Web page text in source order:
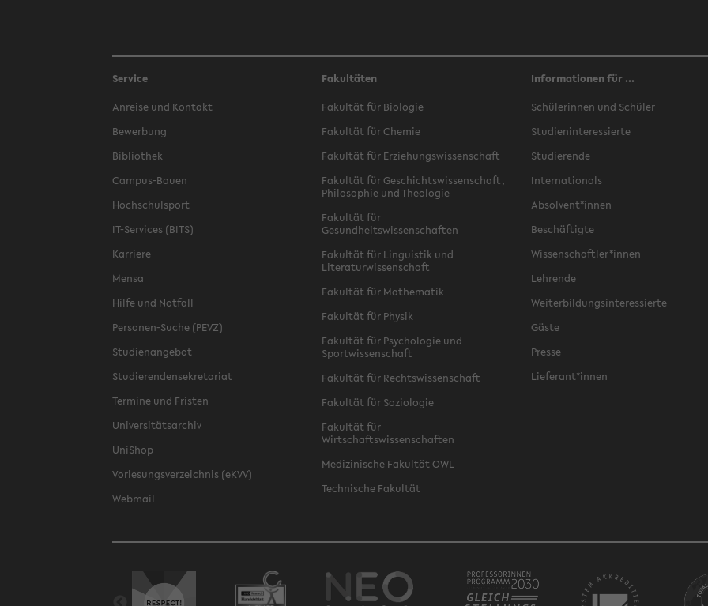
Service
Anreise und Kontakt
Bewerbung
Bibliothek
Campus-Bauen
Hochschulsport
IT-Services (BITS)
Karriere
Mensa
Hilfe und Notfall
Personen-Suche (PEVZ)
Studienangebot
Studierendensekretariat
Termine und Fristen
Universitätsarchiv
UniShop
Vorlesungsverzeichnis (eKVV)
Webmail
Fakultäten
Fakultät für Biologie
Fakultät für Chemie
Fakultät für Erziehungswissenschaft
Fakultät für Geschichtswissenschaft,
Philosophie und Theologie
Fakultät für
Gesundheitswissenschaften
Fakultät für Linguistik und
Literaturwissenschaft
Fakultät für Mathematik
Fakultät für Physik
Fakultät für Psychologie und
Sportwissenschaft
Fakultät für Rechtswissenschaft
Fakultät für Soziologie
Fakultät für
Wirtschaftswissenschaften
Medizinische Fakultät OWL
Technische Fakultät
Informationen für ...
Schülerinnen und Schüler
Studieninteressierte
Studierende
Internationals
Absolvent*innen
Beschäftigte
Wissenschaftler*innen
Lehrende
Weiterbildungsinteressierte
Gäste
Presse
Lieferant*innen